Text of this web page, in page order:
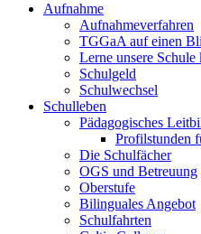
Aufnahme
Aufnahmeverfahren
TGGaA auf einen
Lerne unsere Schule
Schulgeld
Schulwechsel
Schulleben
Pädagogisches
Profilstunden
Die Schulfächer
OGS und Betreuung
Oberstufe
Bilinguales Angebot
Schulfahrten